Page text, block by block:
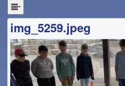
img_5259.jpeg